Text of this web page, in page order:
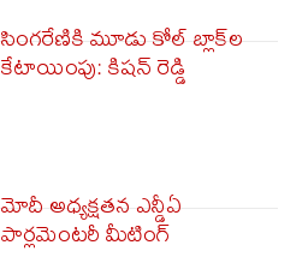
సింగరేణికి మూడు కోల్ బ్లాక్‌ల
కేటాయింపు: కిషన్ రెడ్డి
మోదీ అధ్య‌క్ష‌త‌న ఎన్డీఏ
పార్ల‌మెంట‌రీ మీటింగ్‌